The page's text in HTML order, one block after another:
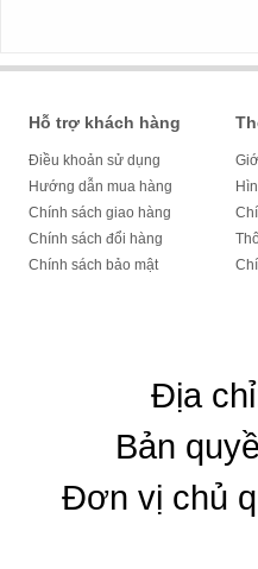
Hỗ trợ khách hàng
Điều khoản sử dụng
Hướng dẫn mua hàng
Chính sách giao hàng
Chính sách đổi hàng
Chính sách bảo mật
Địa
Bản
Đơn vị chủ